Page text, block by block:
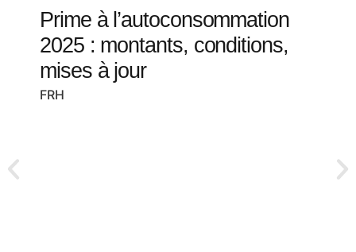
Prime à l’autoconsommation
2025 : montants, conditions,
mises à jour
FRH